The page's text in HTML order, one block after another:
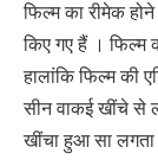
फिल्म का रीमेक
किए गए हैं । फिल्म
हालांकि फिल्म की
सीन वाकई खींचे से
खींचा हुआ सा लगता